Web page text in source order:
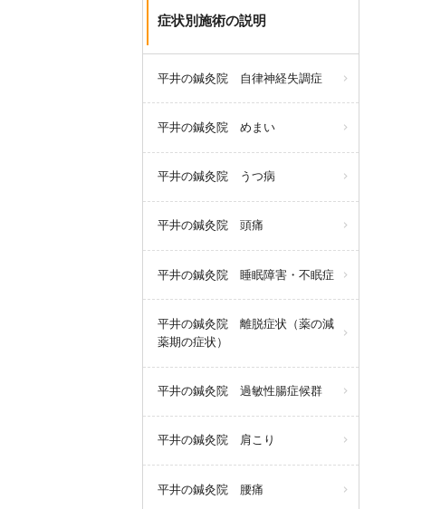
症状別施術の説明
平井の鍼灸院 自律神経失調症
平井の鍼灸院 めまい
平井の鍼灸院 うつ病
平井の鍼灸院 頭痛
平井の鍼灸院 睡眠障害・不眠症
平井の鍼灸院 離脱症状（薬の減
薬期の症状）
平井の鍼灸院 過敏性腸症候群
平井の鍼灸院 肩こり
平井の鍼灸院 腰痛